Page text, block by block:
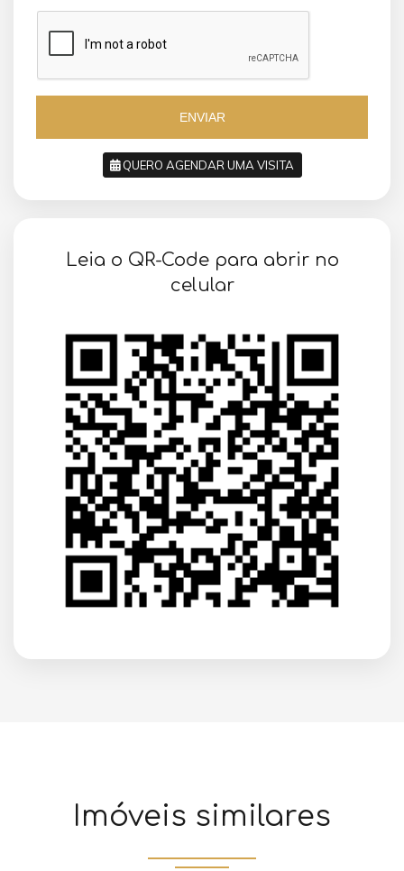
i
l
ENVIAR
QUERO AGENDAR UMA VISITA
VOLTAR
Leia o QR-Code para abrir no
celular
Imóveis similares